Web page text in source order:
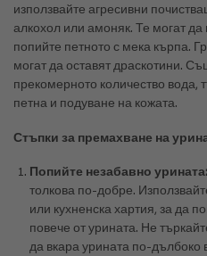
използвайте агресивни
алкохол или амоняк. Те могат да
попийте петното с мека кърпа.
могат да оставят драскотини.
прекомерното количество вода,
петна и подуване на кожата.
Стъпки за премахване на
Попийте незабавно урината:
толкова по-добре.
или кухненска хартия, за да
повече от урината. Не
да вкара урината по-дълбоко